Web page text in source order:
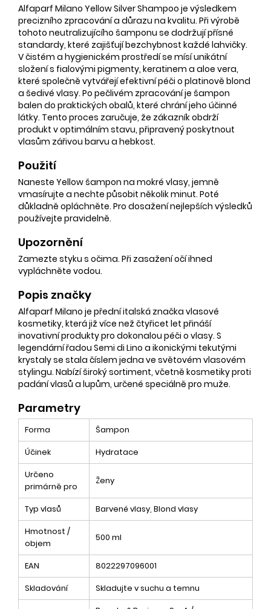
Alfaparf Milano Yellow Silver Shampoo je výsledkem
precizního zpracování a důrazu na kvalitu. Při výrobě
tohoto neutralizujícího šamponu se dodržují přísné
standardy, které zajišťují bezchybnost každé lahvičky.
V čistém a hygienickém prostředí se mísí unikátní
složení s fialovými pigmenty, keratinem a aloe vera,
které společně vytvářejí efektivní péči o platinově blond
a šedivé vlasy. Po pečlivém zpracování je šampon
balen do praktických obalů, které chrání jeho účinné
látky. Tento proces zaručuje, že zákazník obdrží
produkt v optimálním stavu, připravený poskytnout
vlasům zářivou barvu a hebkost.
Použití
Naneste Yellow šampon na mokré vlasy, jemně
vmasírujte a nechte působit několik minut. Poté
důkladně opláchněte. Pro dosažení nejlepších výsledků
používejte pravidelně.
Upozornění
Zamezte styku s očima. Při zasažení očí ihned
vypláchněte vodou.
Popis značky
Alfaparf Milano je přední italská značka vlasové
kosmetiky, která již více než čtyřicet let přináší
inovativní produkty pro dokonalou péči o vlasy. S
legendární řadou Semi di Lino a ikonickými tekutými
krystaly se stala číslem jedna ve světovém vlasovém
stylingu. Nabízí široký sortiment, včetně kosmetiky proti
padání vlasů a lupům, určené speciálně pro muže.
Parametry
Forma
Šampon
Účinek
Hydratace
Určeno
primárně pro
Ženy
Typ vlasů
Barvené vlasy, Blond vlasy
Hmotnost /
objem
500 ml
EAN
8022297096001
Skladování
Skladujte v suchu a temnu